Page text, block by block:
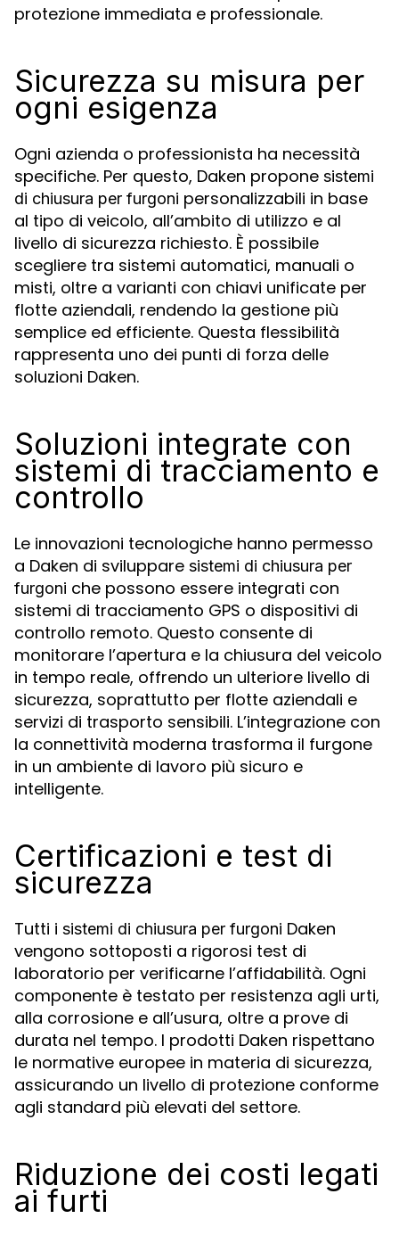
protezione immediata e professionale.
Sicurezza su misura per
ogni esigenza
Ogni azienda o professionista ha necessità
specifiche. Per questo, Daken propone sistemi
di chiusura per furgoni personalizzabili in base
al tipo di veicolo, all’ambito di utilizzo e al
livello di sicurezza richiesto. È possibile
scegliere tra sistemi automatici, manuali o
misti, oltre a varianti con chiavi unificate per
flotte aziendali, rendendo la gestione più
semplice ed efficiente. Questa flessibilità
rappresenta uno dei punti di forza delle
soluzioni Daken.
Soluzioni integrate con
sistemi di tracciamento e
controllo
Le innovazioni tecnologiche hanno permesso
a Daken di sviluppare sistemi di chiusura per
furgoni che possono essere integrati con
sistemi di tracciamento GPS o dispositivi di
controllo remoto. Questo consente di
monitorare l’apertura e la chiusura del veicolo
in tempo reale, offrendo un ulteriore livello di
sicurezza, soprattutto per flotte aziendali e
servizi di trasporto sensibili. L’integrazione con
la connettività moderna trasforma il furgone
in un ambiente di lavoro più sicuro e
intelligente.
Certificazioni e test di
sicurezza
Tutti i sistemi di chiusura per furgoni Daken
vengono sottoposti a rigorosi test di
laboratorio per verificarne l’affidabilità. Ogni
componente è testato per resistenza agli urti,
alla corrosione e all’usura, oltre a prove di
durata nel tempo. I prodotti Daken rispettano
le normative europee in materia di sicurezza,
assicurando un livello di protezione conforme
agli standard più elevati del settore.
Riduzione dei costi legati
ai furti